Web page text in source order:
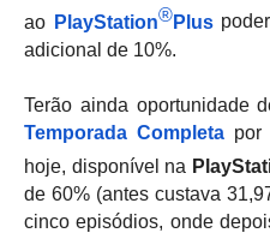
ao PlayStation®Plus
adicional de 10%.
Terão ainda oportunidade
Temporada Completa por
hoje, disponível na
de 60% (antes custava
cinco episódios, onde